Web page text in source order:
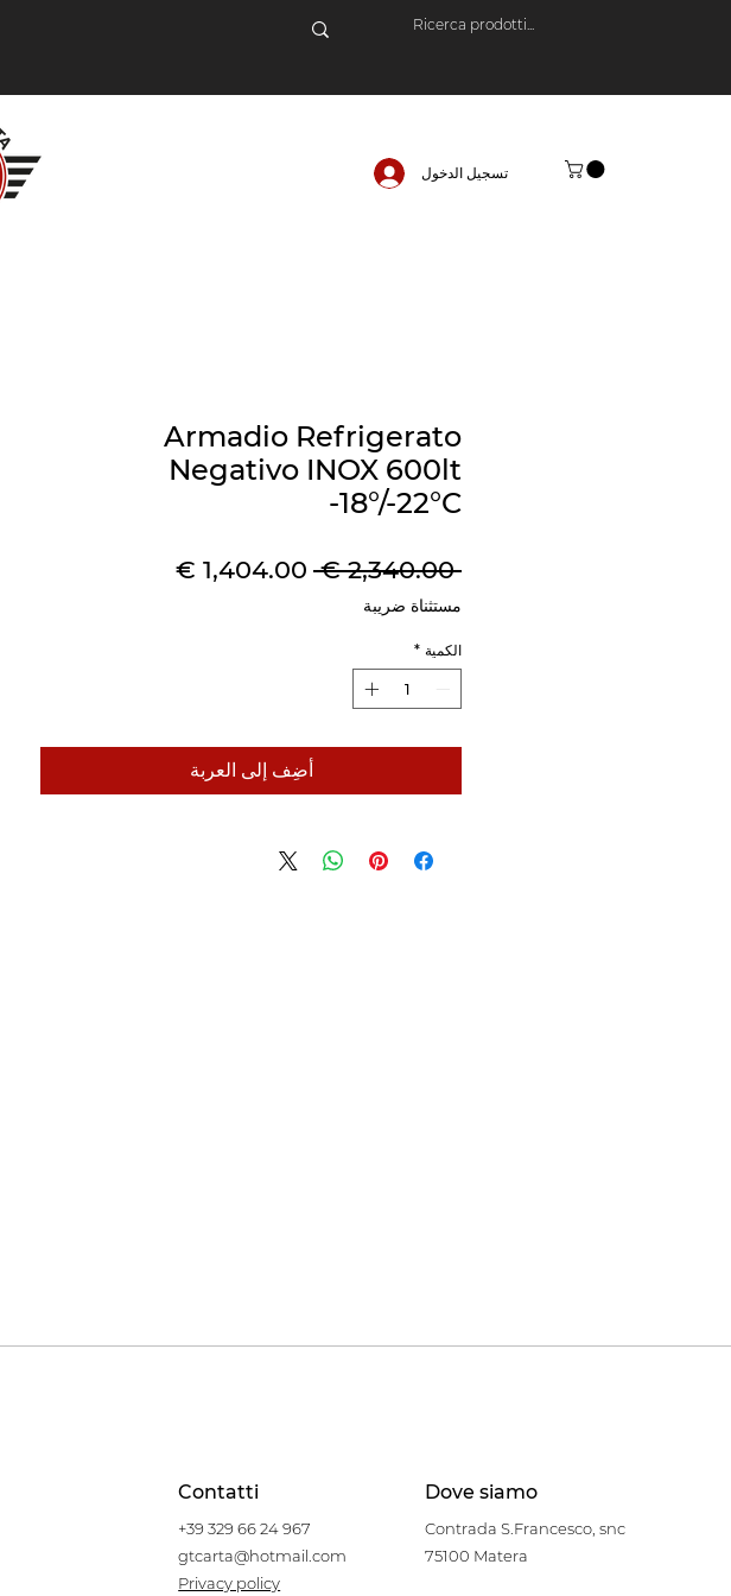
تسجيل الدخول
Armadio Refrigerato
Negativo INOX 600lt
-18°/-22°C
‏2,340.00 €
سعر
سعر
مستثناة ضريبة
الكمية *
أضِف إلى العربة
Contatti Dove siamo
+39 329 66 24 967
gtcarta@hotmail.com
Privacy policy
Contrada S.Francesco, snc
75100 Matera